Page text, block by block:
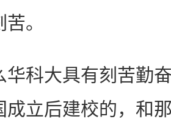
。
大具有刻苦勤奋
成立后建校的，和